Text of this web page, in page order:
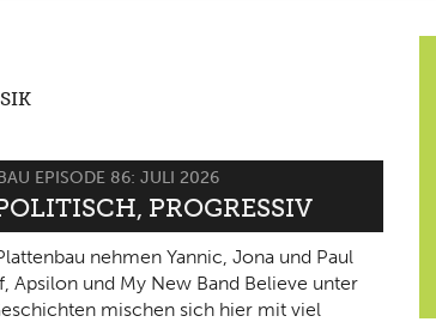
EPISODE 86: JULI 2026
PROGRESSIV
nehmen Yannic, Jona und Paul
Apsilon und My New Band Believe unter
mischen sich hier mit viel